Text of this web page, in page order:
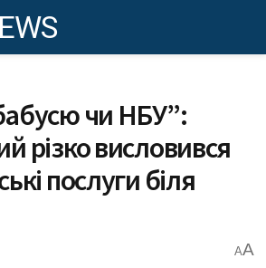
чи НБУ”:
різко висловився
послуги біля
AA